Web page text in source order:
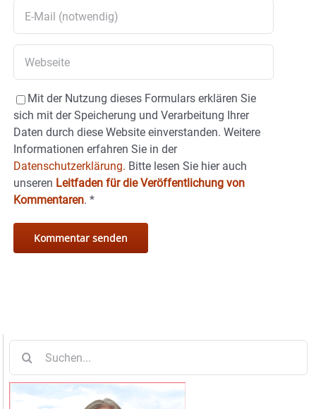
Mit der Nutzung dieses Formulars erklären Sie
sich mit der Speicherung und Verarbeitung Ihrer
Daten durch diese Website einverstanden. Weitere
Informationen erfahren Sie in der
Datenschutzerklärung. Bitte lesen Sie hier auch
unseren Leitfaden für die Veröffentlichung von
Kommentaren. *
nach: